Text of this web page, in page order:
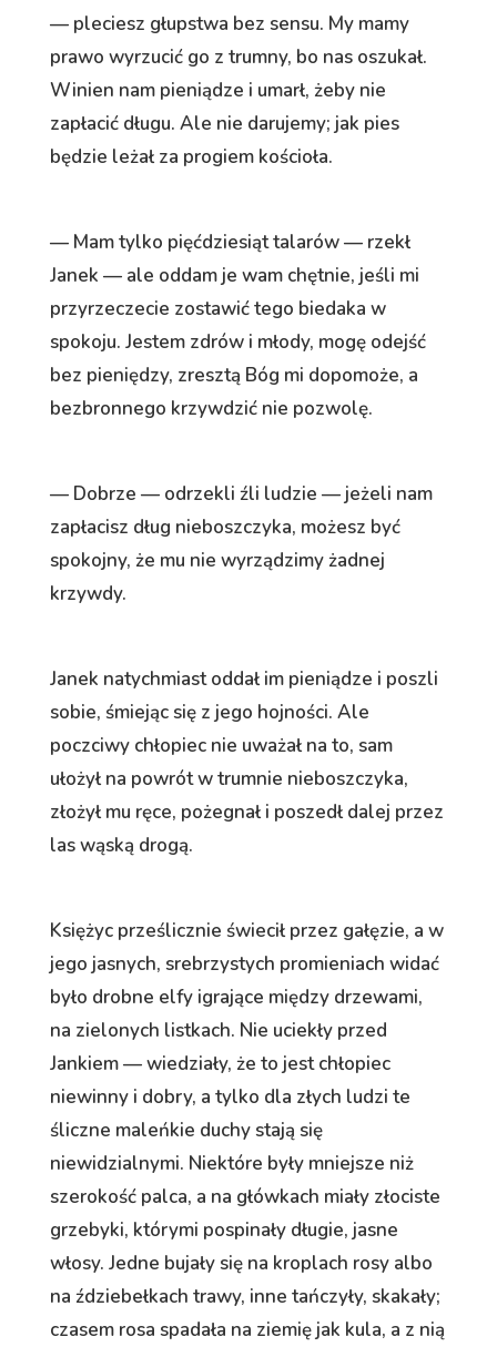
— pleciesz głupstwa bez sensu. My mamy
prawo wyrzucić go z trumny, bo nas oszukał.
Winien nam pieniądze i umarł, żeby nie
zapłacić długu. Ale nie darujemy; jak pies
będzie leżał za progiem kościoła.
— Mam tylko pięćdziesiąt talarów — rzekł
Janek — ale oddam je wam chętnie, jeśli mi
przyrzeczecie zostawić tego biedaka w
spokoju. Jestem zdrów i młody, mogę odejść
bez pieniędzy, zresztą Bóg mi dopomoże, a
bezbronnego krzywdzić nie pozwolę.
— Dobrze — odrzekli źli ludzie — jeżeli nam
zapłacisz dług nieboszczyka, możesz być
spokojny, że mu nie wyrządzimy żadnej
krzywdy.
Janek natychmiast oddał im pieniądze i poszli
sobie, śmiejąc się z jego hojności. Ale
poczciwy chłopiec nie uważał na to, sam
ułożył na powrót w trumnie nieboszczyka,
złożył mu ręce, pożegnał i poszedł dalej przez
las wąską drogą.
Księżyc prześlicznie świecił przez gałęzie, a w
jego jasnych, srebrzystych promieniach widać
było drobne elfy igrające między drzewami,
na zielonych listkach. Nie uciekły przed
Jankiem — wiedziały, że to jest chłopiec
niewinny i dobry, a tylko dla złych ludzi te
śliczne maleńkie duchy stają się
niewidzialnymi. Niektóre były mniejsze niż
szerokość palca, a na główkach miały złociste
grzebyki, którymi pospinały długie, jasne
włosy. Jedne bujały się na kroplach rosy albo
na ździebełkach trawy, inne tańczyły, skakały;
czasem rosa spadała na ziemię jak kula, a z nią